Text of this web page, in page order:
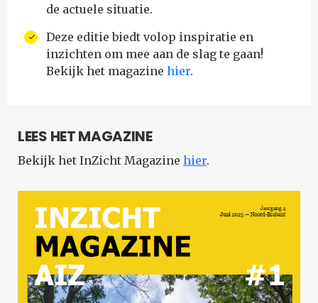
de actuele situatie.
Deze editie biedt volop inspiratie en
inzichten om mee aan de slag te gaan!
Bekijk het magazine hier.
LEES HET MAGAZINE
Bekijk het InZicht Magazine hier.